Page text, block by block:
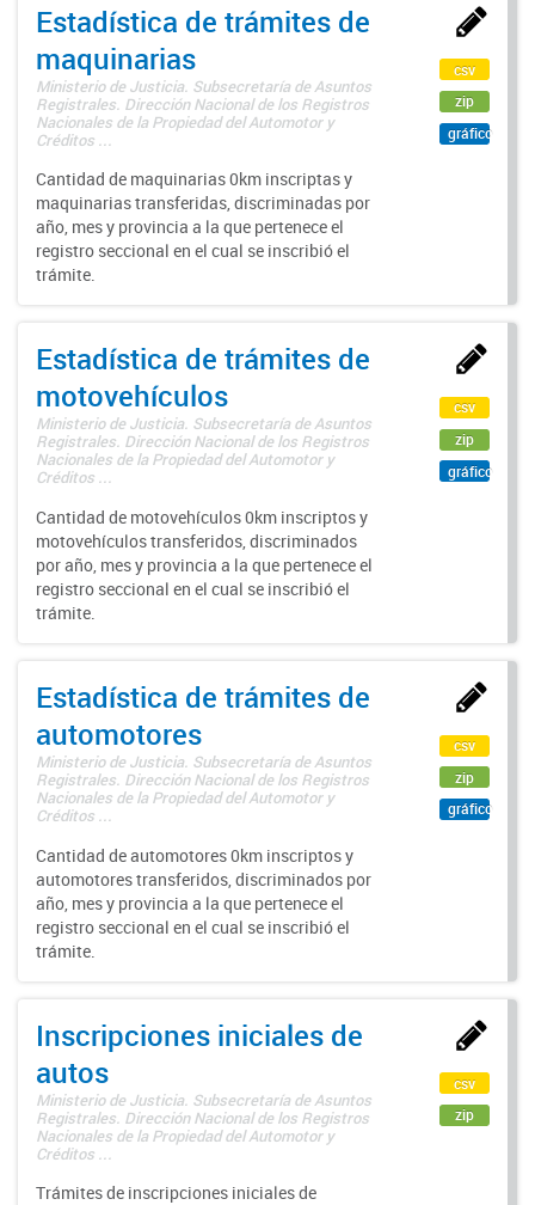
Estadística de trámites de
maquinarias
Ministerio de Justicia. Subsecretaría de Asuntos
Registrales. Dirección Nacional de los Registros
Nacionales de la Propiedad del Automotor y
Créditos ...
Cantidad de maquinarias 0km inscriptas y
maquinarias transferidas, discriminadas por
año, mes y provincia a la que pertenece el
registro seccional en el cual se inscribió el
trámite.
csv
zip
gráfico
Estadística de trámites de
motovehículos
Ministerio de Justicia. Subsecretaría de Asuntos
Registrales. Dirección Nacional de los Registros
Nacionales de la Propiedad del Automotor y
Créditos ...
Cantidad de motovehículos 0km inscriptos y
motovehículos transferidos, discriminados
por año, mes y provincia a la que pertenece el
registro seccional en el cual se inscribió el
trámite.
csv
zip
gráfico
Estadística de trámites de
automotores
Ministerio de Justicia. Subsecretaría de Asuntos
Registrales. Dirección Nacional de los Registros
Nacionales de la Propiedad del Automotor y
Créditos ...
Cantidad de automotores 0km inscriptos y
automotores transferidos, discriminados por
año, mes y provincia a la que pertenece el
registro seccional en el cual se inscribió el
trámite.
csv
zip
gráfico
Inscripciones iniciales de
autos
Ministerio de Justicia. Subsecretaría de Asuntos
Registrales. Dirección Nacional de los Registros
Nacionales de la Propiedad del Automotor y
Créditos ...
Trámites de inscripciones iniciales de
csv
zip